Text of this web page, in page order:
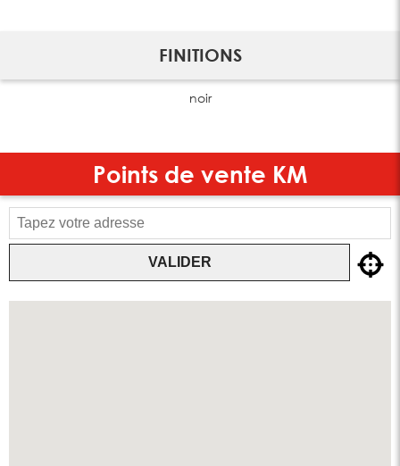
FINITIONS
noir
Points de vente KM
VALIDER